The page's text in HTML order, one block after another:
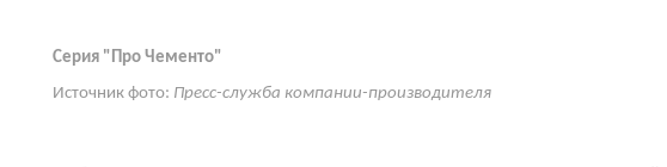
Серия "Про Чементо"
Источник фото: Пресс-служба компании-производителя